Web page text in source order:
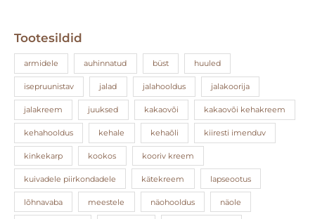
Tootesildid
armidele auhinnatud büst huuled
isepruunistav jalad jalahooldus jalakoorija
jalakreem juuksed kakaovõi kakaovõi kehakreem
kehahooldus kehale kehaõli kiiresti imenduv
kinkekarp kookos kooriv kreem
kuivadele piirkondadele kätekreem lapseootus
lõhnavaba meestele näohooldus näole